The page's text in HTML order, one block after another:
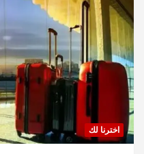
اخترنا لك